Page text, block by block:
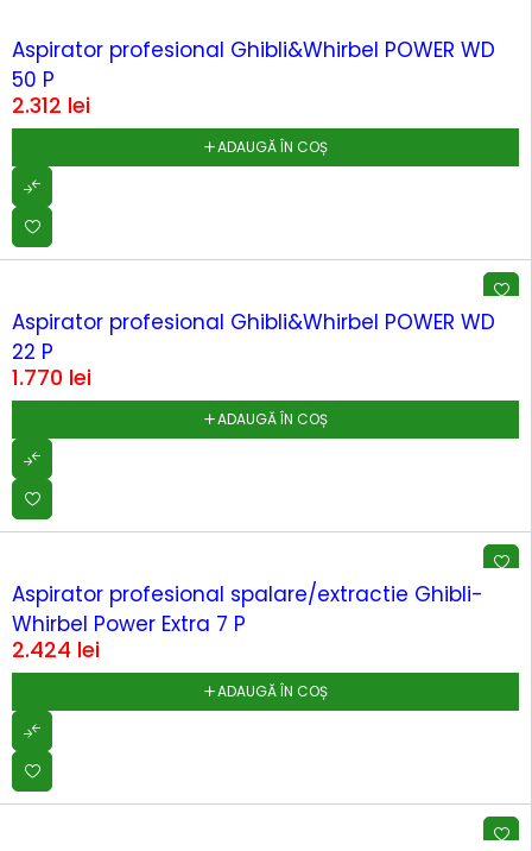
Aspirator profesional Ghibli&Whirbel POWER WD
50 P
2.312 lei
ADAUGĂ ÎN COȘ
Aspirator profesional Ghibli&Whirbel POWER WD
22 P
1.770 lei
ADAUGĂ ÎN COȘ
Aspirator profesional spalare/extractie Ghibli-
Whirbel Power Extra 7 P
2.424 lei
ADAUGĂ ÎN COȘ